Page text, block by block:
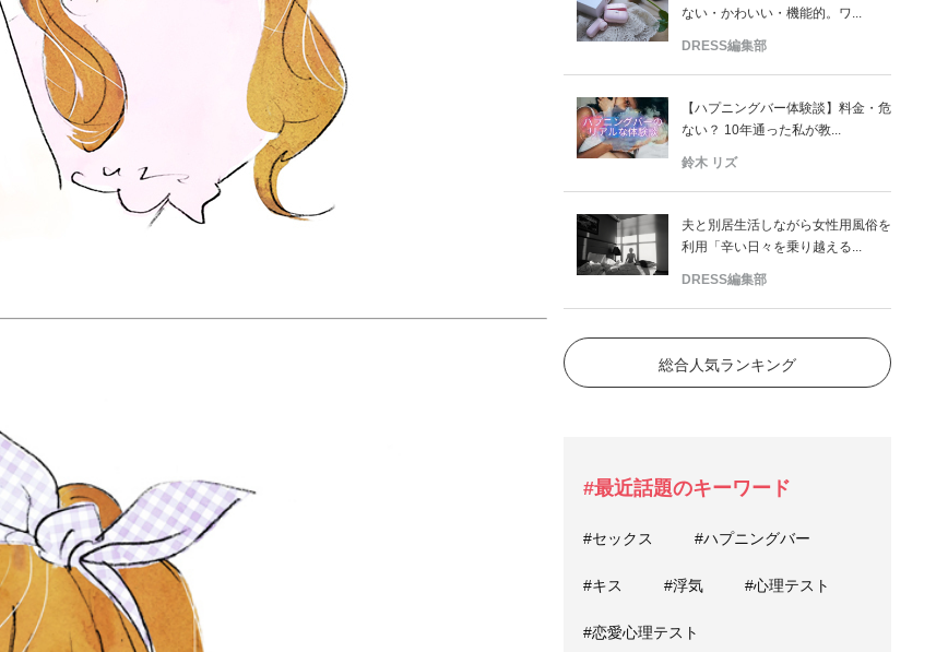
ない・かわいい・機能的。ワ...
DRESS編集部
【ハプニングバー体験談】料金・危
ない？ 10年通った私が教...
鈴木 リズ
夫と別居生活しながら女性用風俗を
利用「辛い日々を乗り越える...
DRESS編集部
総合人気ランキング
#最近話題のキーワード
#セックス #ハプニングバー
#キス #浮気 #心理テスト
#恋愛心理テスト